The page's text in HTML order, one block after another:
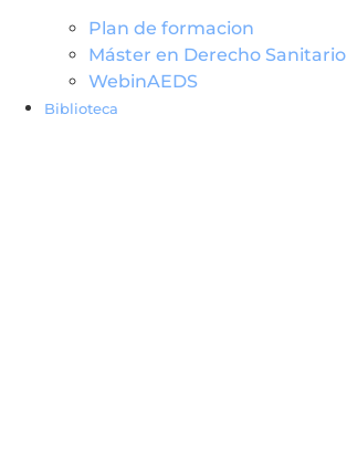
Plan de formacion
Máster en Derecho Sanitario
WebinAEDS
Biblioteca